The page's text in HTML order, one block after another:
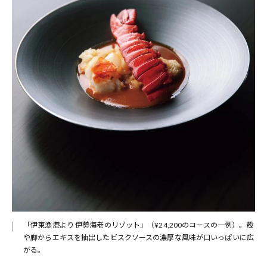
「伊東漁港より 伊勢海老のリゾット」（¥24,200のコースの一例）。殻
や脚からエキスを抽出したビスクソースの濃厚な風味が口いっぱいに広
がる。